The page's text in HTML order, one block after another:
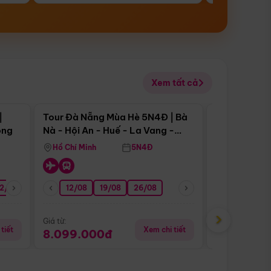
Xem tất cả
08 26/08 05/09 09/09 12/09
tiết
Điểm nổi bật
Tour Đà Nẵng Mùa Hè 5N4Đ | Bà
Nà - Hội An - Huế - La Vang -
Động Thiên Đường
Hồ Chí Minh 5N4Đ
12/08 19/08 26/08
Giá từ:
8.099.000đ Xem chi tiết
Giá từ:
›